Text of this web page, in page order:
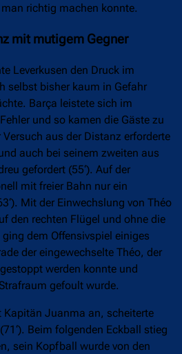
richtig machen konnte.
mit mutigem Gegner
Leverkusen den Druck im
selbst bisher kaum in Gefahr
Barça leistete sich im
und so kamen die Gäste zu
aus der Distanz erforderte
auch bei seinem zweiten aus
gefordert (55‘). Auf der
mit freier Bahn nur ein
Mit der Einwechslung von Théo
den rechten Flügel und ohne die
dem Offensivspiel einiges
der eingewechselte Théo, der
werden konnte und
gefoult wurde.
Juanma an, scheiterte
Beim folgenden Eckball stieg
sein Kopfball wurde von den